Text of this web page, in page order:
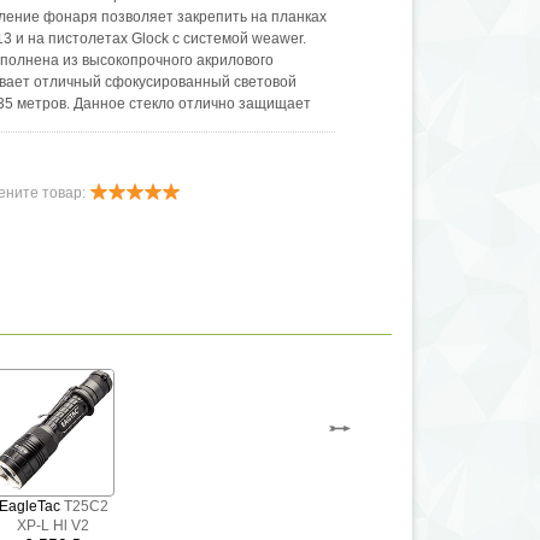
фонаря позволяет закрепить на планках
и на пистолетах Glock с системой weawer.
из высокопрочного акрилового
отличный сфокусированный световой
метров. Данное стекло отлично защищает
позволяет с удобством пользоваться
Фонарь можно включить с постоянным
тактическое включение с удержанием
товар:
EagleTac T25C2
XP-L Hl V2